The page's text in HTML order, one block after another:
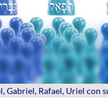
Gabriel, Rafael, Uriel con